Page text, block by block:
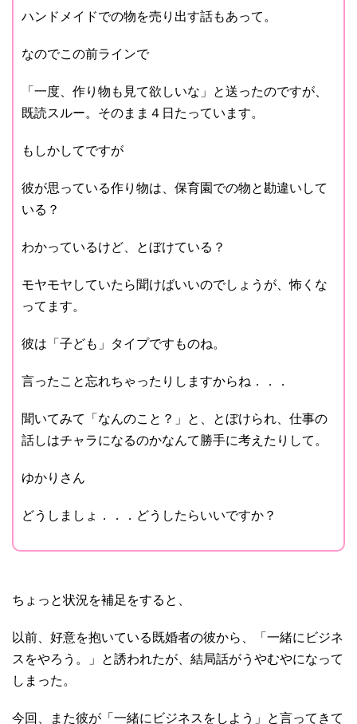
ハンドメイドでの物を売り出す話もあって。
なのでこの前ラインで
「一度、作り物も見て欲しいな」と送ったのですが、
既読スルー。そのまま４日たっています。
もしかしてですが
彼が思っている作り物は、保育園での物と勘違いして
いる？
わかっているけど、とぼけている？
モヤモヤしていたら聞けばいいのでしょうが、怖くな
ってます。
彼は「子ども」タイプですものね。
言ったこと忘れちゃったりしますからね．．．
聞いてみて「なんのこと？」と、とぼけられ、仕事の
話しはチャラになるのかなんて勝手に考えたりして。
ゆかりさん
どうしましょ．．．どうしたらいいですか？
ちょっと状況を補足をすると、
以前、好意を抱いている既婚者の彼から、「一緒にビジネ
スをやろう。」と誘われたが、結局話がうやむやになって
しまった。
今回、また彼が「一緒にビジネスをしよう」と言ってきて